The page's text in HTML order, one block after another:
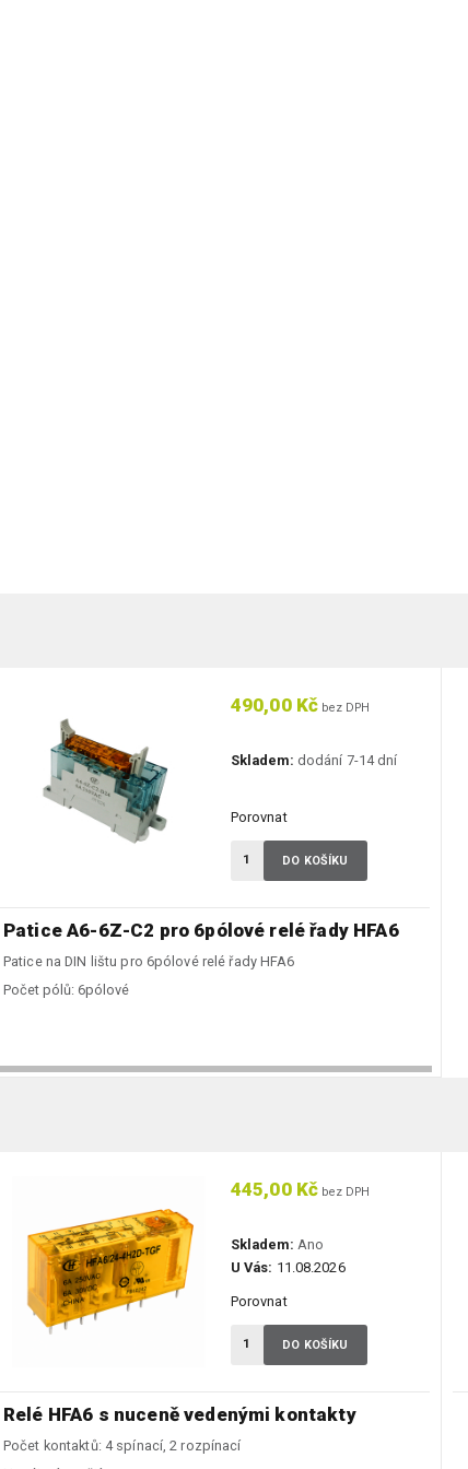
Patice A6-6Z-C2 pro 6pólové relé řady HFA6
Patice na DIN lištu pro 6pólové relé řady HFA6
Počet pólů: 6pólové
490,00 Kč bez DPH
Skladem: dodání 7-14 dní
Porovnat
DO KOŠÍKU
Relé HFA6 s nuceně vedenými kontakty
Počet kontaktů: 4 spínací, 2 rozpínací
445,00 Kč bez DPH
Skladem: Ano
U Vás: 11.08.2026
Porovnat
DO KOŠÍKU